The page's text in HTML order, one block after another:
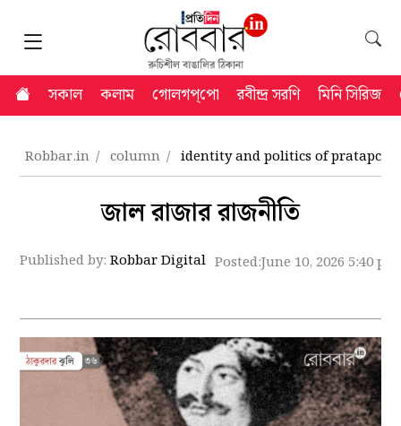
সকাল কলাম গোলগপ্‌পো রবীন্দ্র সরণি মিনি সিরিজ
Robbar.in column identity and politics of
জাল রাজার রাজনীতি
Published by:Robbar Digital Posted:June 10, 2026 5:40 pm